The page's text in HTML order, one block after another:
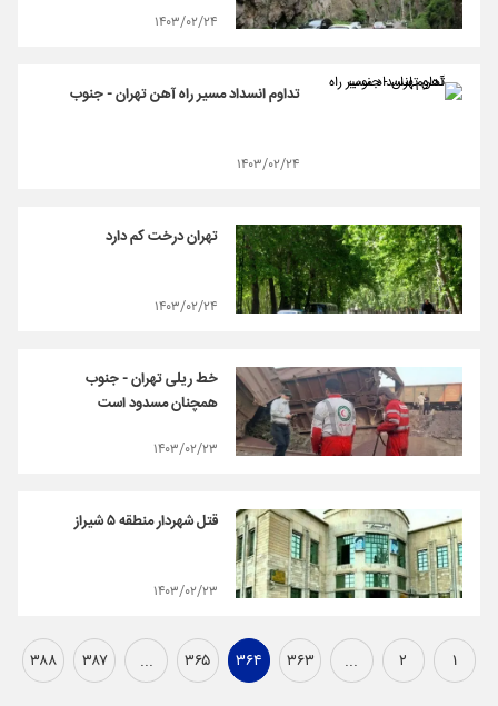
۱۴۰۳/۰۲/۲۴
تداوم انسداد مسیر راه‌ آهن تهران - جنوب
۱۴۰۳/۰۲/۲۴
تهران درخت کم دارد
۱۴۰۳/۰۲/۲۴
خط ریلی تهران - جنوب
همچنان مسدود است
۱۴۰۳/۰۲/۲۳
قتل شهردار منطقه ۵ شیراز
۱۴۰۳/۰۲/۲۳
۱ ۲ ... ۳۶۳ ۳۶۴ ۳۶۵ ... ۳۸۷ ۳۸۸